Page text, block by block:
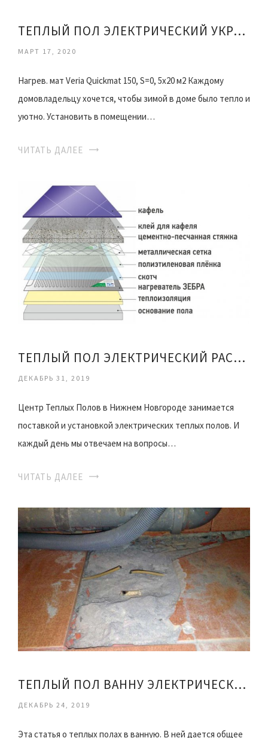
ТЕПЛЫЙ ПОЛ ЭЛЕКТРИЧЕСКИЙ УКРАИНЕ
МАРТ 17, 2020
Нагрев. мат Veria Quickmat 150, S=0, 5x20 м2 Каждому
домовладельцу хочется, чтобы зимой в доме было тепло и
уютно. Установить в помещении…
ЧИТАТЬ ДАЛЕЕ
ТЕПЛЫЙ ПОЛ ЭЛЕКТРИЧЕСКИЙ РАСХОД ЭНЕРГИИ
ДЕКАБРЬ 31, 2019
Центр Теплых Полов в Нижнем Новгороде занимается
поставкой и установкой электрических теплых полов. И
каждый день мы отвечаем на вопросы…
ЧИТАТЬ ДАЛЕЕ
ТЕПЛЫЙ ПОЛ ВАННУ ЭЛЕКТРИЧЕСКИЙ
ДЕКАБРЬ 24, 2019
Эта статья о теплых полах в ванную. В ней дается общее